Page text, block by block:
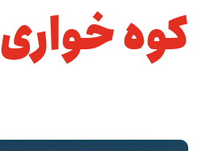
کوه خواری